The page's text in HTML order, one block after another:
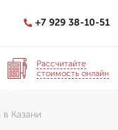
+7 929 38-10-51
Рассчитайте
стоимость онлайн
Казани